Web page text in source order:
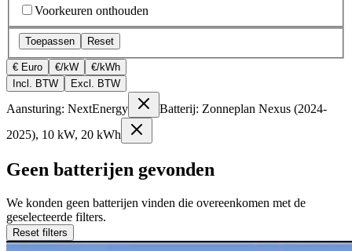
Voorkeuren onthouden
Toepassen Reset
€ Euro €/kW
€/kWh
Incl. BTW
Excl. BTW
Aansturing: NextEnergy
Batterij: Zonneplan Nexus (2024-
2025), 10 kW, 20 kWh
Geen batterijen gevonden
We konden geen batterijen vinden die overeenkomen met de
geselecteerde filters.
Reset filters